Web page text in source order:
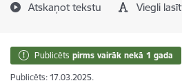
Atskaņot tekstu Viegli lasīt
Publicēts pirms vairāk nekā 1 gada
Publicēts: 17.03.2025.